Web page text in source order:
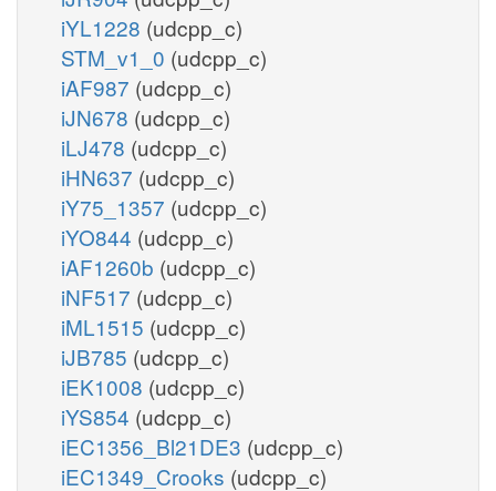
iYL1228 (udcpp_c)
STM_v1_0 (udcpp_c)
iAF987 (udcpp_c)
iJN678 (udcpp_c)
iLJ478 (udcpp_c)
iHN637 (udcpp_c)
iY75_1357 (udcpp_c)
iYO844 (udcpp_c)
iAF1260b (udcpp_c)
iNF517 (udcpp_c)
iML1515 (udcpp_c)
iJB785 (udcpp_c)
iEK1008 (udcpp_c)
iYS854 (udcpp_c)
iEC1356_Bl21DE3 (udcpp_c)
iEC1349_Crooks (udcpp_c)